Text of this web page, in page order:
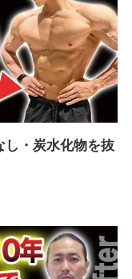
し・炭水化物を抜